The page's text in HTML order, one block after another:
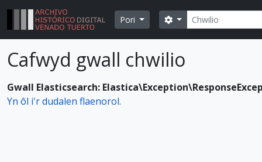
Skip to main content
Pori
Chwilio
Opsiynau chwilio
Cafwyd gwall chwilio
Gwall Elasticsearch:
Yn ôl i'r dudalen flaenorol.